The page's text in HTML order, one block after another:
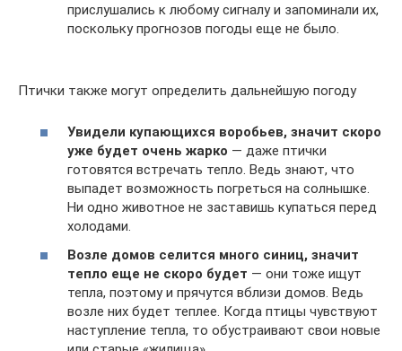
прислушались к любому сигналу и запоминали их,
поскольку прогнозов погоды еще не было.
Птички также могут определить дальнейшую погоду
Увидели купающихся воробьев, значит скоро
уже будет очень жарко — даже птички
готовятся встречать тепло. Ведь знают, что
выпадет возможность погреться на солнышке.
Ни одно животное не заставишь купаться перед
холодами.
Возле домов селится много синиц, значит
тепло еще не скоро будет — они тоже ищут
тепла, поэтому и прячутся вблизи домов. Ведь
возле них будет теплее. Когда птицы чувствуют
наступление тепла, то обустраивают свои новые